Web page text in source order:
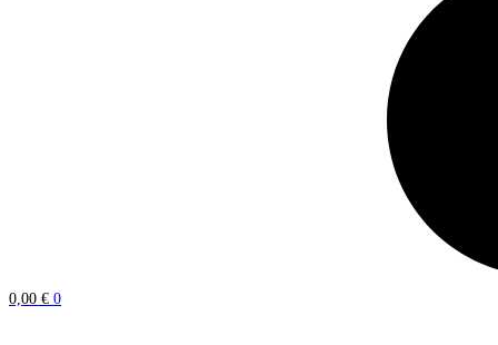
0,00 € 0